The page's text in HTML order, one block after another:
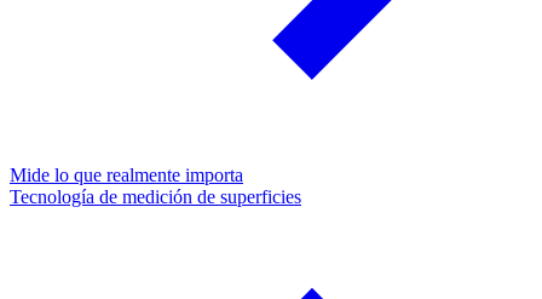
Mide lo que realmente importa
Tecnología de medición de superficies